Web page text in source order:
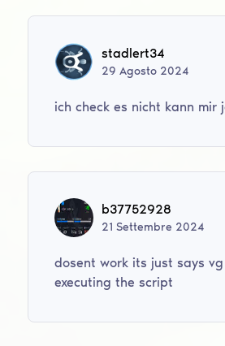
stadlert34
29Agosto 2024
ich check es nicht kann mir
b37752928
21Settembre 2024
dosent work its just says
executing the script